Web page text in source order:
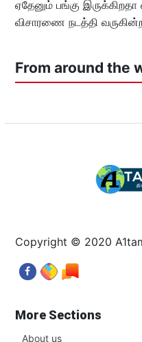
ஏதேனும் பங்கு இருக்கிறதா
விசாரணை நடத்தி
From around the
Copyright © 2020
More Sections
About us